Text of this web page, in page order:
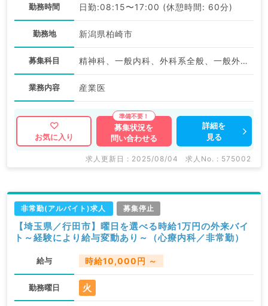
勤務時間 日勤:08:15〜17:00 (休憩時間: 60分)
勤務地 新潟県柏崎市
募集科目 精神科、一般内科、外科系全般、一般外科、産業医
業務内容 産業医
お気に入り
募集状況を
問い合わせる
詳細を
見る
求人更新日 : 2025/08/04 求人No. : 575002
非常勤(アルバイト)求人 募集停止
【埼玉県／行田市】曜日を選べる時給1万円の外来バイ
ト～経験により給与変動あり～（心療内科／非常勤）
給与 時給10,000円 ～
勤務曜日 火